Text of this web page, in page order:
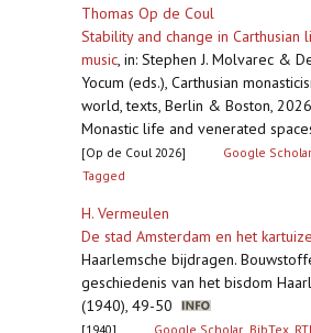
Thomas Op de Coul
Stability and change in Carthusian
music, in: Stephen J. Molvarec &
Yocum (eds.), Carthusian
world, texts, Berlin & Boston,
Monastic life and venerated
[Op de Coul 2026] Google Scholar
Tagged
H. Vermeulen
De stad Amsterdam en het
Haarlemsche bijdragen.
geschiedenis van het bisdom
(1940), 49-50
[1940] Google Scholar BibTex